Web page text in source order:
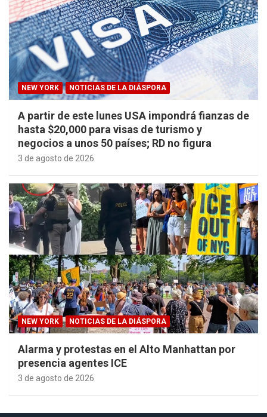
NEW YORK NOTICIAS DE LA DIÁSPORA
A partir de este lunes USA impondrá fianzas de
hasta $20,000 para visas de turismo y
negocios a unos 50 países; RD no figura
3 de agosto de 2026
NEW YORK NOTICIAS DE LA DIÁSPORA
Alarma y protestas en el Alto Manhattan por
presencia agentes ICE
3 de agosto de 2026